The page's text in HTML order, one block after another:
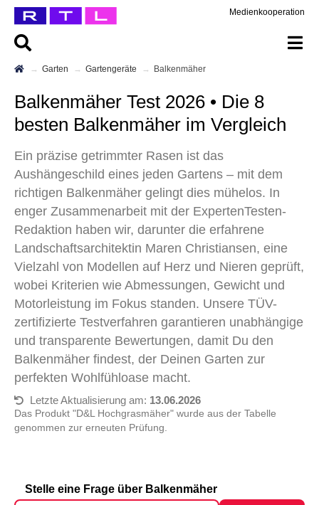
Medienkooperation
Garten Gartengeräte Balkenmäher
Balkenmäher Test 2026 • Die 8
besten Balkenmäher im Vergleich
Ein präzise getrimmter Rasen ist das
Aushängeschild eines jeden Gartens – mit dem
richtigen Balkenmäher gelingt dies mühelos. In
enger Zusammenarbeit mit der ExpertenTesten-
Redaktion haben wir, darunter die erfahrene
Landschaftsarchitektin Maren Christiansen, eine
Vielzahl von Modellen auf Herz und Nieren geprüft,
wobei Kriterien wie Abmessungen, Gewicht und
Motorleistung im Fokus standen. Unsere TÜV-
zertifizierte Testverfahren garantieren unabhängige
und transparente Bewertungen, damit Du den
Balkenmäher findest, der Deinen Garten zur
perfekten Wohlfühloase macht.
Letzte Aktualisierung am: 13.06.2026
Das Produkt "D&L Hochgrasmäher" wurde aus der Tabelle
genommen zur erneuten Prüfung.
Stelle eine Frage über Balkenmäher